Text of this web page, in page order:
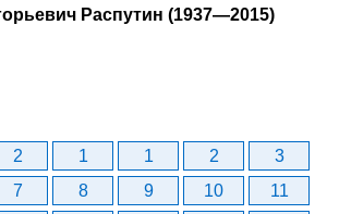
Распутин (1937—2015)
2 1 1 2
3
7 8 9 10
11